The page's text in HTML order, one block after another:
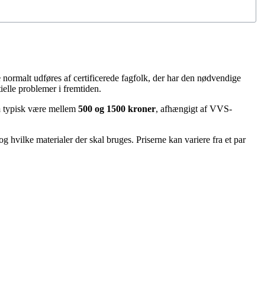
udføres af certificerede fagfolk, der har den nødvendige
problemer i fremtiden.
typisk være mellem 500 og 1500 kroner, afhængigt af VVS-
hvilke materialer der skal bruges. Priserne kan variere fra et par